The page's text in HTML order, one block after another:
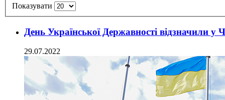
Показувати
День Української Державності
29.07.2022